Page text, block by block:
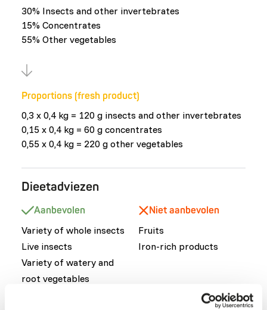
30% Insects and other invertebrates
15% Concentrates
55% Other vegetables
Proportions (fresh product)
0,3 x 0,4 kg = 120 g insects and other invertebrates
0,15 x 0,4 kg = 60 g concentrates
0,55 x 0,4 kg = 220 g other vegetables
Dieetadviezen
Aanbevolen
Variety of whole insects
Live insects
Variety of watery and
root vegetables
Niet aanbevolen
Fruits
Iron-rich products